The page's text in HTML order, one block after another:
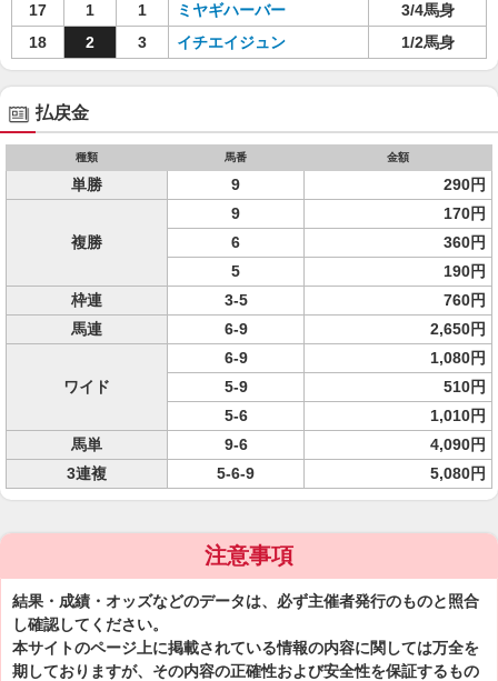
17
1 1 ミヤギハーバー
3/4馬身
18
2 3 イチエイジュン 1/2馬身
払戻金
種類 馬番 金額
単勝 9 290円
複勝
9
170円
6
360円
5
190円
枠連
3-5
760円
馬連
6-9 2,650円
ワイド
6-9
1,080円
5-9
510円
5-6
1,010円
馬単
9-6
4,090円
3連複
5-6-9 5,080円
注意事項
結果・成績・オッズなどのデータは、必ず主催者発行のものと照合
し確認してください。
本サイトのページ上に掲載されている情報の内容に関しては万全を
期しておりますが、その内容の正確性および安全性を保証するもの